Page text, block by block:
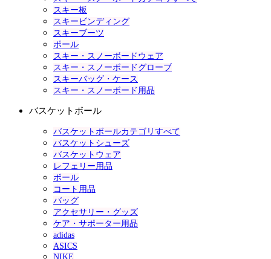
スキー板
スキービンディング
スキーブーツ
ポール
スキー・スノーボードウェア
スキー・スノーボードグローブ
スキーバッグ・ケース
スキー・スノーボード用品
バスケットボール
バスケットボールカテゴリすべて
バスケットシューズ
バスケットウェア
レフェリー用品
ボール
コート用品
バッグ
アクセサリー・グッズ
ケア・サポーター用品
adidas
ASICS
NIKE